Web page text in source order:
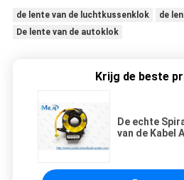
de lente van de luchtkussenklok
de
De lente van de autoklok
Krijg de beste
De echte
van de Kabel